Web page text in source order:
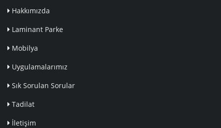
Hakkımızda
Laminant Parke
Mobilya
Uygulamalarımız
Sık Sorulan Sorular
Tadilat
İletişim